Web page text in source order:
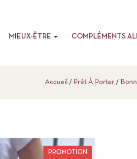
MIEUX-ÊTRE COMPLÉMENTS
Accueil Prêt À Porter
PROMOTION